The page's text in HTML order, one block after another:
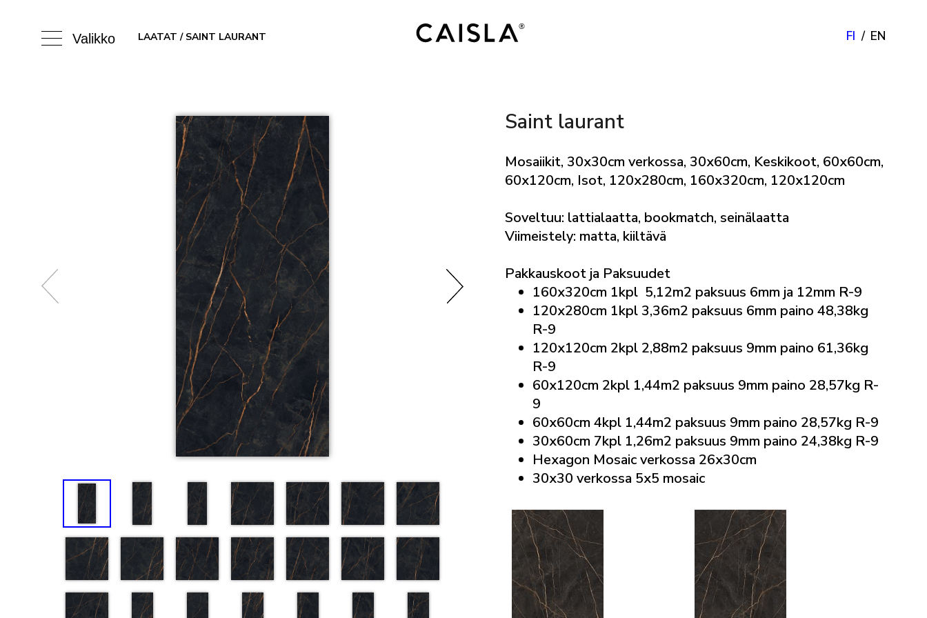
Valikko LAATAT / SAINT LAURANT FI EN
Saint laurant
Mosaiikit, 30x30cm verkossa, 30x60cm, Keskikoot, 60x60cm,
60x120cm, Isot, 120x280cm, 160x320cm, 120x120cm
Soveltuu: lattialaatta, bookmatch, seinälaatta
Viimeistely: matta, kiiltävä
Pakkauskoot ja Paksuudet
160x320cm 1kpl 5,12m2 paksuus 6mm ja 12mm R-9
120x280cm 1kpl 3,36m2 paksuus 6mm paino 48,38kg
R-9
120x120cm 2kpl 2,88m2 paksuus 9mm paino 61,36kg
R-9
60x120cm 2kpl 1,44m2 paksuus 9mm paino 28,57kg R-
9
60x60cm 4kpl 1,44m2 paksuus 9mm paino 28,57kg R-9
30x60cm 7kpl 1,26m2 paksuus 9mm paino 24,38kg R-9
Hexagon Mosaic verkossa 26x30cm
30x30 verkossa 5x5 mosaic